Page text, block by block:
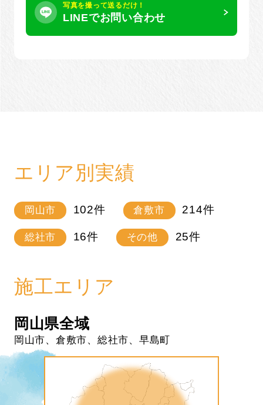
写真を撮って送るだけ！
LINEでお問い合わせ
エリア別実績
岡山市 102件 倉敷市 214件
総社市 16件 その他 25件
施工エリア
岡山県全域
岡山市、倉敷市、総社市、早島町